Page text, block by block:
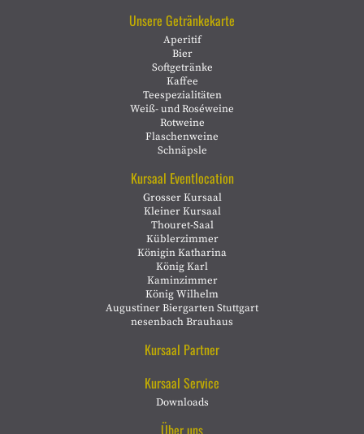
Unsere Getränkekarte
Aperitif
Bier
Softgetränke
Kaffee
Teespezialitäten
Weiß- und Roséweine
Rotweine
Flaschenweine
Schnäpsle
Kursaal Eventlocation
Grosser Kursaal
Kleiner Kursaal
Thouret-Saal
Küblerzimmer
Königin Katharina
König Karl
Kaminzimmer
König Wilhelm
Augustiner Biergarten Stuttgart
nesenbach Brauhaus
Kursaal Partner
Kursaal Service
Downloads
Über uns